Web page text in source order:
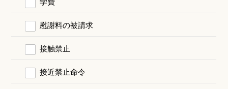
慰謝料の被請求
接触禁止
接近禁止命令